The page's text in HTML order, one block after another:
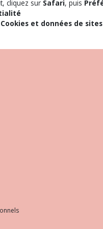
cliquez sur Safari, puis
Cookies et données de